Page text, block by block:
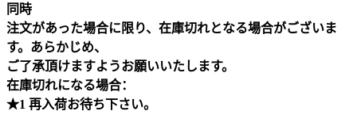
同時
注文があった場合に限り、在庫切れとなる場合がございま
す。あらかじめ、
ご了承頂けますようお願いいたします。
在庫切れになる場合：
★1 再入荷お待ち下さい。